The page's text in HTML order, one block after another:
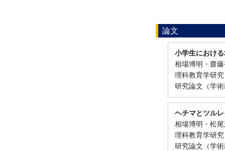
論文
小学生におけ
相場博明・齋
理科教育学研
研究論文（学
ヘチマとツル
相場博明・松
理科教育学研
研究論文（学